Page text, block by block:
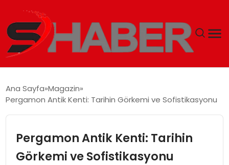
MAGAZIN
TEKNOLOJI
SPOR
Ana Sayfa Magazin
Pergamon Antik Kenti: Tarihin Görkemi ve Sofistikasyonu
Pergamon Antik Kenti: Tarihin
Görkemi ve Sofistikasyonu